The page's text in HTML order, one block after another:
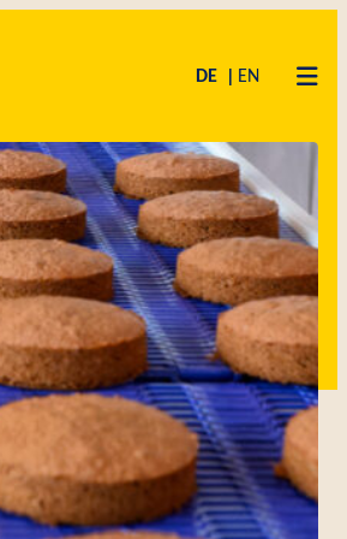
CODE OF CONDUCT
KUCHENMEISTER CAMPUS
LIEFERANTEN
DE EN